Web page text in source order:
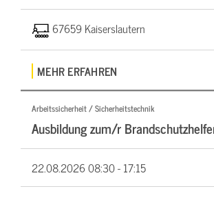
67659 Kaiserslautern
MEHR ERFAHREN
Arbeitssicherheit / Sicherheitstechnik
Ausbildung zum/r
22.08.202608:30 - 17:15